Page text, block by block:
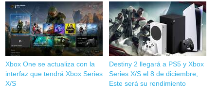
Xbox One se actualiza con la
interfaz que tendrá Xbox Series
X/S
Destiny 2 llegará a PS5 y Xbox
Series X/S el 8 de diciembre;
Este será su rendimiento